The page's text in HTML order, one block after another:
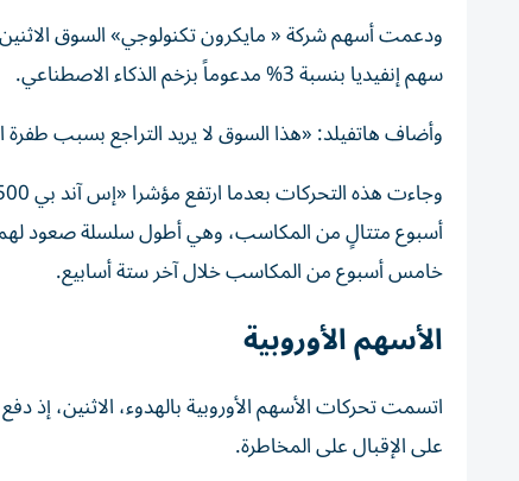
سهم إنفيديا بنسبة 3% مدعوماً بزخم الذكاء الاصطناعي.
وأضاف هاتفيلد: «هذا السوق لا يريد التراجع بسبب طفرة
خامس أسبوع من المكاسب خلال آخر ستة أسابيع.
الأسهم الأوروبية
اتسمت تحركات الأسهم الأوروبية بالهدوء، الاثنين، إذ
على ​الإقبال على المخاطرة.